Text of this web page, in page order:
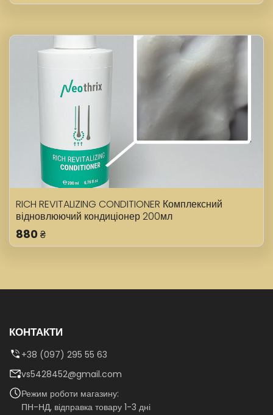
RICH REVITALIZING CONDITIONER Комплексний
відновлюючий кондиціонер 200мл
880 ₴
КОНТАКТИ
+38 (097) 295 55 63
vs5428452@gmail.com
Режим роботи магазину:
ПН-НД, відправка товару 1-3 дні